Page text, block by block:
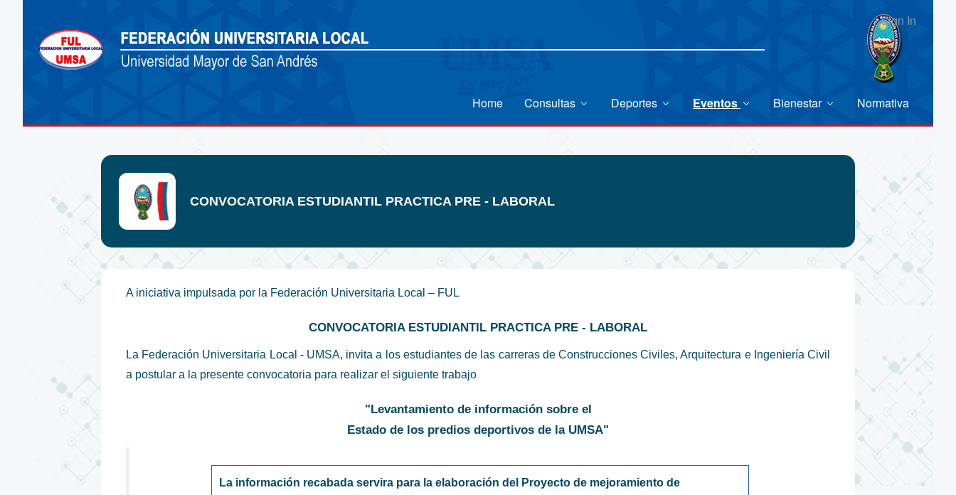
Sign In
Home Consultas Deportes Eventos Bienestar Normativa
CONVOCATORIA ESTUDIANTIL PRACTICA PRE - LABORAL
A iniciativa impulsada por la Federación Universitaria Local – FUL
CONVOCATORIA ESTUDIANTIL PRACTICA PRE - LABORAL
La Federación Universitaria Local - UMSA, invita a los estudiantes de las carreras de Construcciones Civiles, Arquitectura e Ingeniería Civil
a postular a la presente convocatoria para realizar el siguiente trabajo
"Levantamiento de información sobre el
Estado de los predios deportivos de la UMSA"
La información recabada servira para la elaboración del Proyecto de mejoramiento de